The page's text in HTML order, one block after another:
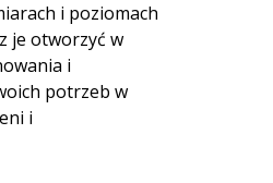
i poziomach
je otworzyć w
i
potrzeb w
i